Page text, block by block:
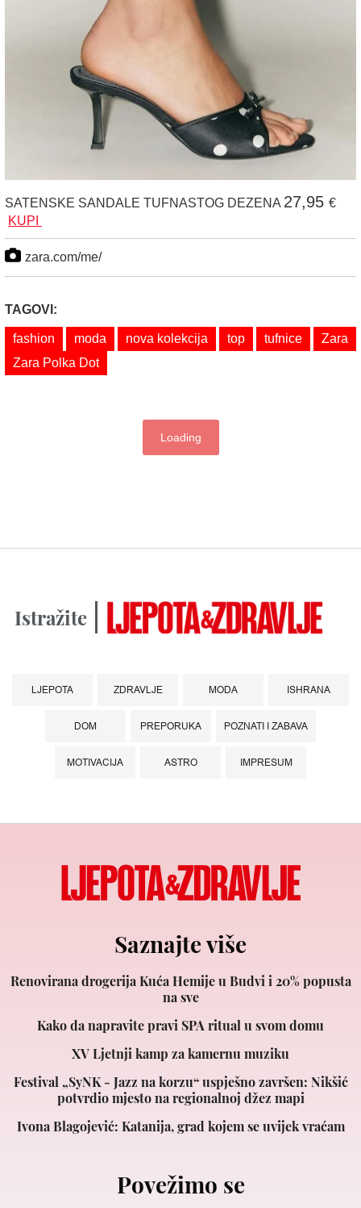
SATENSKE SANDALE TUFNASTOG DEZENA 27,95 €
KUPI
zara.com/me/
TAGOVI:
fashion moda nova kolekcija top tufnice
Zara
Zara Polka Dot
Loading
Istražite
LJEPOTA ZDRAVLJE MODA ISHRANA
DOM PREPORUKA POZNATI I ZABAVA
MOTIVACIJA ASTRO IMPRESUM
Saznajte više
Renovirana drogerija Kuća Hemije u Budvi i 20% popusta
na sve
Kako da napravite pravi SPA ritual u svom domu
XV Ljetnji kamp za kamernu muziku
Festival „SyNK - Jazz na korzu“ uspješno završen: Nikšić
potvrdio mjesto na regionalnoj džez mapi
Ivona Blagojević: Katanija, grad kojem se uvijek vraćam
Povežimo se